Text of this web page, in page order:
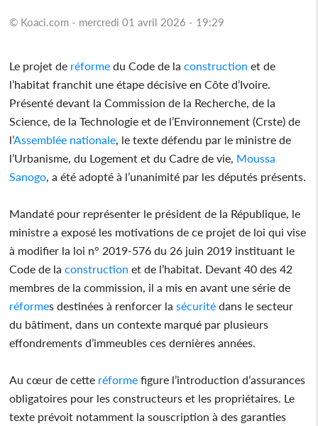
© Koaci.com - mercredi 01 avril 2026 - 19:29
Le projet de réforme du Code de la construction et de
l’habitat franchit une étape décisive en Côte d’Ivoire.
Présenté devant la Commission de la Recherche, de la
Science, de la Technologie et de l’Environnement (Crste) de
l’Assemblée nationale , le texte défendu par le ministre de
l’Urbanisme, du Logement et du Cadre de vie, Moussa
Sanogo , a été adopté à l’unanimité par les députés présents.
Mandaté pour représenter le président de la République, le
ministre a exposé les motivations de ce projet de loi qui vise
à modifier la loi n° 2019-576 du 26 juin 2019 instituant le
Code de la construction et de l’habitat. Devant 40 des 42
membres de la commission, il a mis en avant une série de
réformes destinées à renforcer la sécurité dans le secteur
du bâtiment, dans un contexte marqué par plusieurs
effondrements d’immeubles ces dernières années.
Au cœur de cette réforme figure l’introduction d’assurances
obligatoires pour les constructeurs et les propriétaires. Le
texte prévoit notamment la souscription à des garanties